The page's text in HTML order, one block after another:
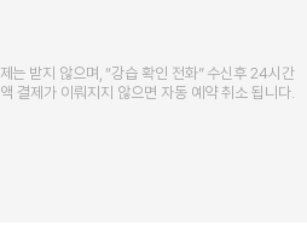
는 받지 않으며, “강습 확인 전화” 수신후 24시간
결제가 이뤄지지 않으면 자동 예약 취소 됩니다.